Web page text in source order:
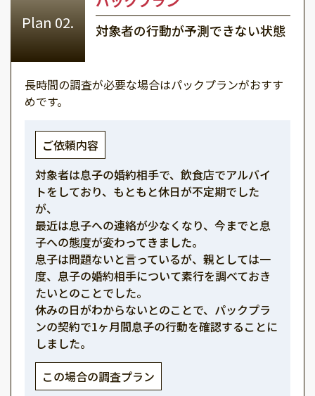
対象者の行動が予測できない状態
長時間の調査が必要な場合はパックプランがおすす
めです。
ご依頼内容
対象者は息子の婚約相手で、飲食店でアルバイ
トをしており、もともと休日が不定期でした
が、
最近は息子への連絡が少なくなり、今までと息
子への態度が変わってきました。
息子は問題ないと言っているが、親としては一
度、息子の婚約相手について素行を調べておき
たいとのことでした。
休みの日がわからないとのことで、パックプラ
ンの契約で1ヶ月間息子の行動を確認することに
しました。
この場合の調査プラン